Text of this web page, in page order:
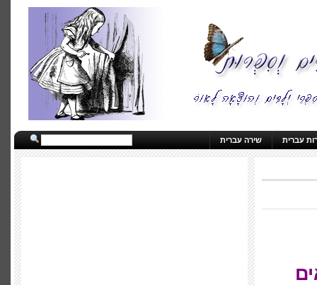
עברית שירה עברית